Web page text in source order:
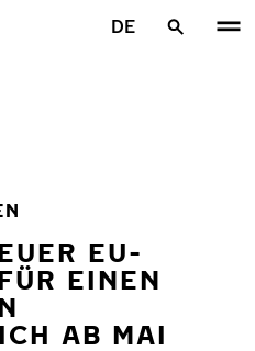
DE
EU-
EINEN
AB MAI